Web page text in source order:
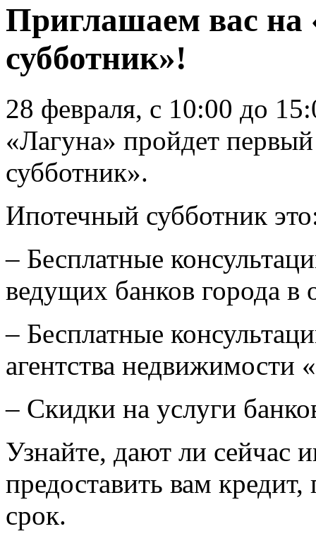
Приглашаем вас
субботник»!
28 февраля, с 10:00 до
«Лагуна» пройдет
субботник».
Ипотечный субботник
– Бесплатные
ведущих банков города в
– Бесплатные
агентства недвижимости
– Скидки на услуги
Узнайте, дают ли сейчас
предоставить вам
срок.